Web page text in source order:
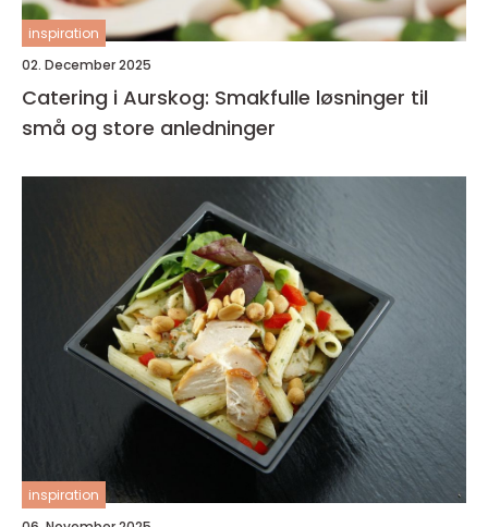
inspiration
02. December 2025
Catering i Aurskog: Smakfulle løsninger til
små og store anledninger
inspiration